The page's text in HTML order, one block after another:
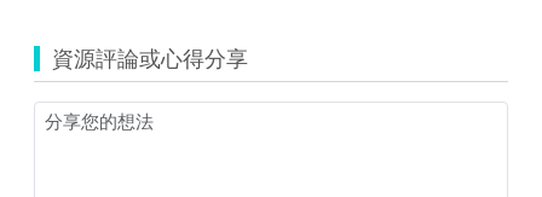
資源評論或心得分享